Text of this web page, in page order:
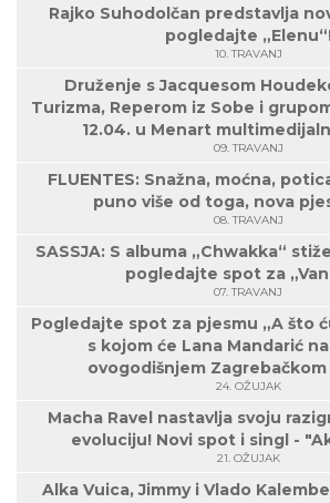
Rajko Suhodolčan predstavlja
pogledajte
10. TRAVANJ
Druženje s Jacquesom
Turizma, Reperom iz Sobe i
12.04. u Menart
09. TRAVANJ
FLUENTES: Snažna, moćna,
puno više od toga, nova
08. TRAVANJ
SASSJA: S albuma „Chwakka“
pogledajte spot za
07. TRAVANJ
Pogledajte spot za pjesmu „A što
s kojom će Lana Mandarić
ovogodišnjem
24. OŽUJAK
Macha Ravel nastavlja svoju
evoluciju! Novi spot i singl -
21. OŽUJAK
Alka Vuica, Jimmy i Vlado